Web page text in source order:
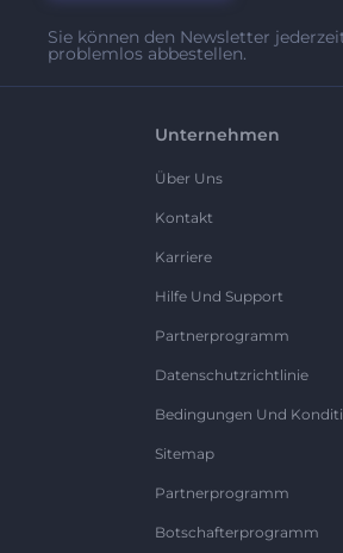
Sie können den Newsletter
problemlos abbestellen.
Unternehmen
Über Uns
Kontakt
Karriere
Hilfe Und Support
Partnerprogramm
Datenschutzrichtlinie
Bedingungen Und
Sitemap
Partnerprogramm
Botschafterprogramm